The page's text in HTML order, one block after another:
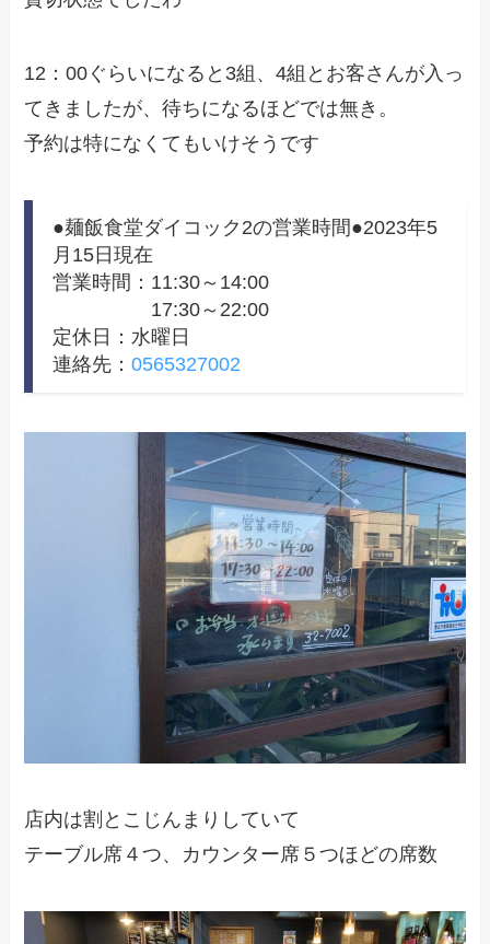
12：00ぐらいになると3組、4組とお客さんが入っ
てきましたが、待ちになるほどでは無き。
予約は特になくてもいけそうです
●麺飯食堂ダイコック2の営業時間●2023年5
月15日現在
営業時間：11:30～14:00
17:30～22:00
定休日：水曜日
連絡先：0565327002
店内は割とこじんまりしていて
テーブル席４つ、カウンター席５つほどの席数